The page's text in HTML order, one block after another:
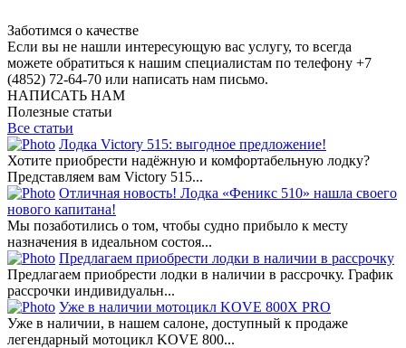
Заботимся о качестве
Если вы не нашли интересующую вас услугу, то всегда
можете обратиться к нашим специалистам по телефону +7
(4852) 72-64-70 или написать нам письмо.
НАПИСАТЬ НАМ
Полезные статьи
Все статьи
Лодка Victory 515: выгодное предложение!
Хотите приобрести надёжную и комфортабельную лодку?
Представляем вам Victory 515...
Отличная новость! Лодка «Феникс 510» нашла своего
нового капитана!
Мы позаботились о том, чтобы судно прибыло к месту
назначения в идеальном состоя...
Предлагаем приобрести лодки в наличии в рассрочку
Предлагаем приобрести лодки в наличии в рассрочку. График
рассрочки индивидуальн...
Уже в наличии мотоцикл KOVE 800X PRO
Уже в наличии, в нашем салоне, доступный к продаже
легендарный мотоцикл KOVE 800...